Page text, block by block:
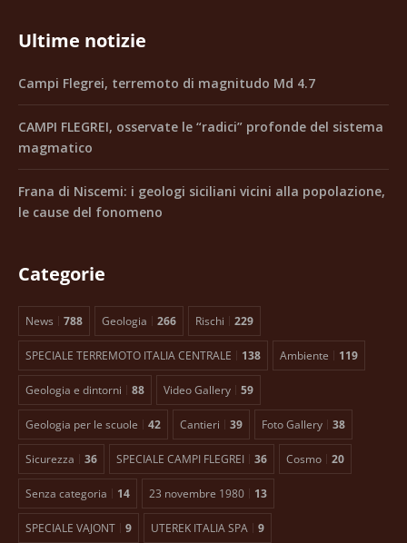
Ultime notizie
Campi Flegrei, terremoto di magnitudo Md 4.7
CAMPI FLEGREI, osservate le “radici” profonde del sistema
magmatico
Frana di Niscemi: i geologi siciliani vicini alla popolazione,
le cause del fonomeno
Categorie
News 788 Geologia 266 Rischi 229
SPECIALE TERREMOTO ITALIA CENTRALE 138 Ambiente 119
Geologia e dintorni 88 Video Gallery 59
Geologia per le scuole 42 Cantieri 39 Foto Gallery 38
Sicurezza 36 SPECIALE CAMPI FLEGREI 36 Cosmo 20
Senza categoria 14 23 novembre 1980 13
SPECIALE VAJONT 9 UTEREK ITALIA SPA 9